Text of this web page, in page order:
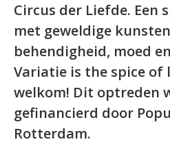
Circus der Liefde. Een
met geweldige
behendigheid, moed
Variatie is the spice of
welkom! Dit optreden
gefinancierd door
Rotterdam.